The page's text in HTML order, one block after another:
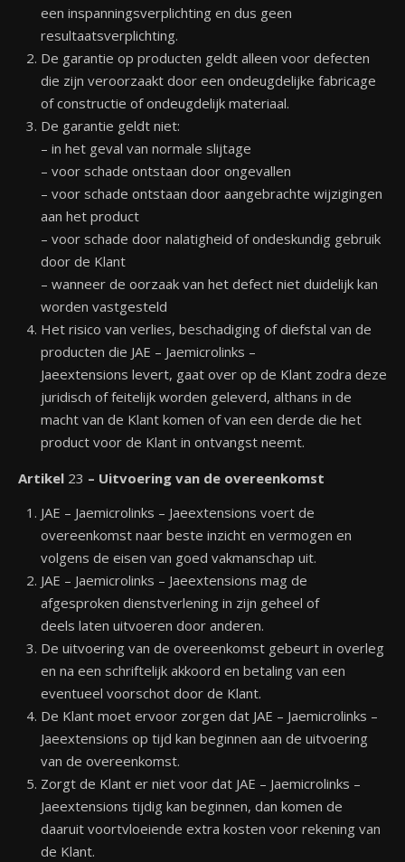
een inspanningsverplichting en dus geen
resultaatsverplichting.
De garantie op producten geldt alleen voor defecten
die zijn veroorzaakt door een ondeugdelijke fabricage
of constructie of ondeugdelijk materiaal.
De garantie geldt niet:
– in het geval van normale slijtage
– voor schade ontstaan door ongevallen
– voor schade ontstaan door aangebrachte wijzigingen
aan het product
– voor schade door nalatigheid of ondeskundig gebruik
door de Klant
– wanneer de oorzaak van het defect niet duidelijk kan
worden vastgesteld
Het risico van verlies, beschadiging of diefstal van de
producten die JAE – Jaemicrolinks –
Jaeextensions levert, gaat over op de Klant zodra deze
juridisch of feitelijk worden geleverd, althans in de
macht van de Klant komen of van een derde die het
product voor de Klant in ontvangst neemt.
Artikel 23 – Uitvoering van de overeenkomst
JAE – Jaemicrolinks – Jaeextensions voert de
overeenkomst naar beste inzicht en vermogen en
volgens de eisen van goed vakmanschap uit.
JAE – Jaemicrolinks – Jaeextensions mag de
afgesproken dienstverlening in zijn geheel of
deels laten uitvoeren door anderen.
De uitvoering van de overeenkomst gebeurt in overleg
en na een schriftelijk akkoord en betaling van een
eventueel voorschot door de Klant.
De Klant moet ervoor zorgen dat JAE – Jaemicrolinks –
Jaeextensions op tijd kan beginnen aan de uitvoering
van de overeenkomst.
Zorgt de Klant er niet voor dat JAE – Jaemicrolinks –
Jaeextensions tijdig kan beginnen, dan komen de
daaruit voortvloeiende extra kosten voor rekening van
de Klant.